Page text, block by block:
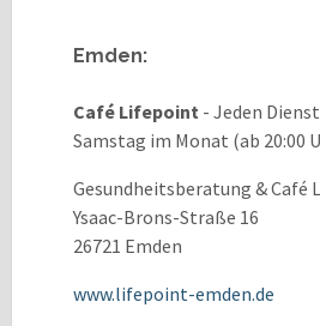
Emden:
Café Lifepoint - Jeden
Samstag im Monat (ab 20:00
Gesundheitsberatung & Café
Ysaac-Brons-Straße 16
26721 Emden
www.lifepoint-emden.de